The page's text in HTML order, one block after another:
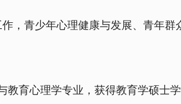
青少年心理健康与发展、青年群
育心理学专业，获得教育学硕士学